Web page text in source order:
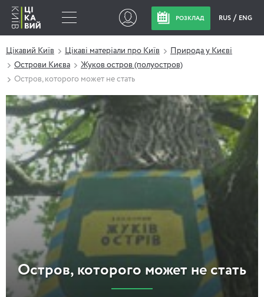
РОЗКЛАД RUS ENG
Цікавий Київ Цікаві матеріали про Київ
Природа у Києві
Острови Києва
Жуков остров (полуостров)
Остров, которого может не стать
Остров, которого может не стать